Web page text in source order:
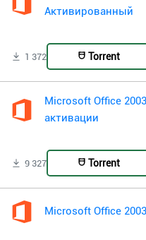
Активированный
1 372 Torrent
Microsoft Office
активации
9 327 Torrent
Microsoft Office